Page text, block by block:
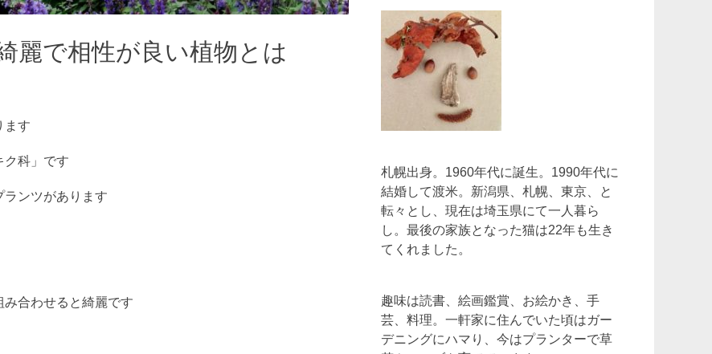
麗で相性が良い植物とは
ます
ク科」です
ンツがあります
合わせると綺麗です
札幌出身。1960年代に誕生。1990年代に
結婚して渡米。新潟県、札幌、東京、と
転々とし、現在は埼玉県にて一人暮ら
し。最後の家族となった猫は22年も生き
てくれました。
趣味は読書、絵画鑑賞、お絵かき、手
芸、料理。一軒家に住んでいた頃はガー
デニングにハマり、今はプランターで草